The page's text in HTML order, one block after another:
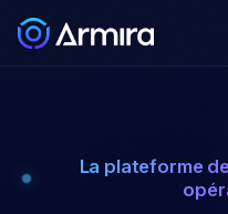
La plateforme